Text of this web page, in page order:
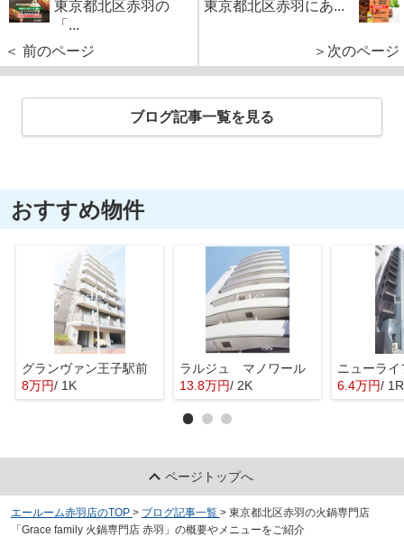
東京都北区赤羽の
「...
＜ 前のページ
東京都北区赤羽にあ...
＞次のページ
ブログ記事一覧を見る
おすすめ物件
グランヴァン王子駅前
8万円/ 1K
ラルジュ マノワール
13.8万円/ 2K
ニューライ
6.4万円/ 1R
ページトップへ
エールーム赤羽店のTOP > ブログ記事一覧 > 東京都北区赤羽の火鍋専門店
「Grace family 火鍋専門店 赤羽」の概要やメニューをご紹介